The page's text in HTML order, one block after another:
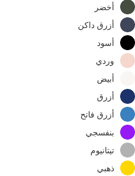
أخضر
أزرق داكن
أسود
وردي
أبيض
أزرق
أزرق فاتح
بنفسجي
تيتانيوم
ذهبي